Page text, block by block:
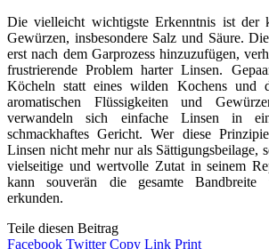
Die vielleicht wichtigste Erkenntnis ist der
Gewürzen, insbesondere Salz und Säure.
erst nach dem Garprozess hinzuzufügen,
frustrierende Problem harter Linsen.
Köcheln statt eines wilden Kochens und
aromatischen Flüssigkeiten und
verwandeln sich einfache Linsen in
schmackhaftes Gericht. Wer diese
Linsen nicht mehr nur als Sättigungsbeilage,
vielseitige und wertvolle Zutat in seinem
kann souverän die gesamte Bandbreite
erkunden.
Teile diesen Beitrag
Facebook Twitter Copy Link Print